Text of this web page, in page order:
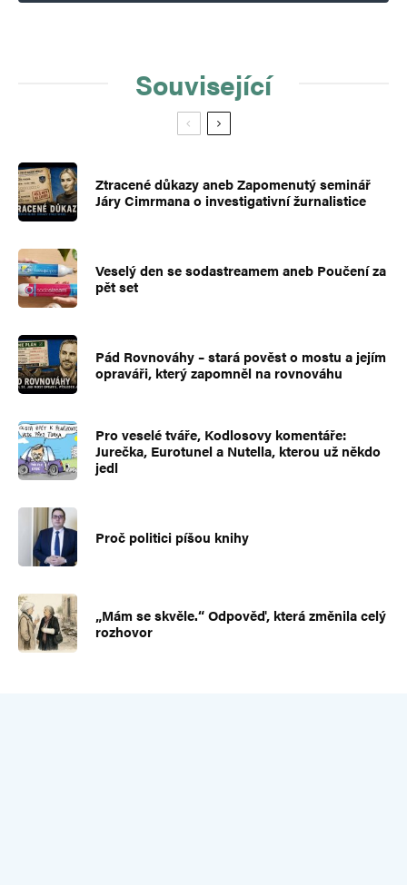
Související
Ztracené důkazy aneb Zapomenutý seminář
Járy Cimrmana o investigativní žurnalistice
Veselý den se sodastreamem aneb Poučení za
pět set
Pád Rovnováhy – stará pověst o mostu a jejím
opraváři, který zapomněl na rovnováhu
Pro veselé tváře, Kodlosovy komentáře:
Jurečka, Eurotunel a Nutella, kterou už někdo
jedl
Proč politici píšou knihy
„Mám se skvěle.“ Odpověď, která změnila celý
rozhovor